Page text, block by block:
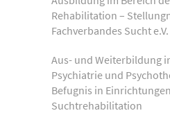
Rehabilitation –
Fachverbandes Sucht e.V.
Aus- und Weiterbildung
Psychiatrie und
Befugnis in
Suchtrehabilitation